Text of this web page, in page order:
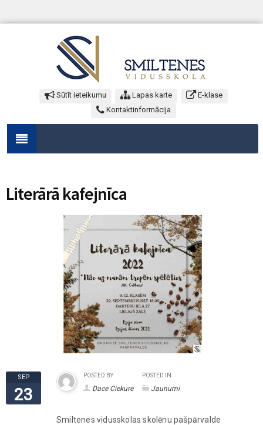
Sūtīt ieteikumu Lapas karte
E-klase
Kontaktinformācija
Literārā kafejnīca
SEP
23
POSTED BY
Dace Ciekure
POSTED IN
Jaunumi
Smiltenes vidusskolas skolēnu pašpārvalde